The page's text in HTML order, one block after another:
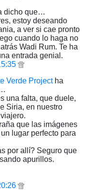
dicho que…
estoy deseando
a ver si cae pronto
cuando lo haga no
Wadi Rum. Te ha
entrada genial.
Verde Projectha
una falta, que duele,
Siria, en nuestro
que las imágenes
lugar perfecto para
por allí? Seguro que
apurillos.